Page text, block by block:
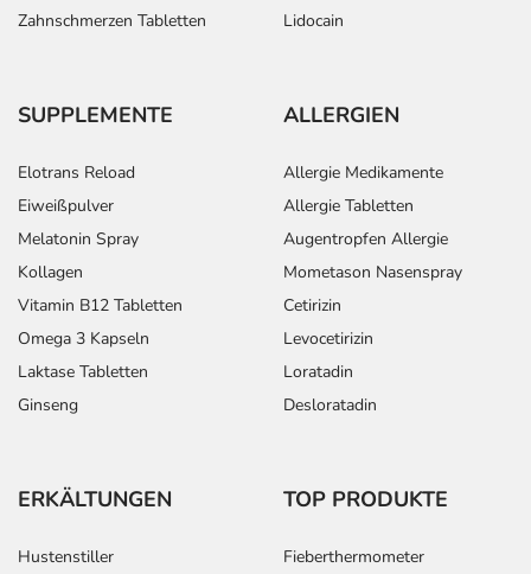
Zahnschmerzen Tabletten
Lidocain
SUPPLEMENTE
Elotrans Reload
Eiweißpulver
Melatonin Spray
Kollagen
Vitamin B12 Tabletten
Omega 3 Kapseln
Laktase Tabletten
Ginseng
ALLERGIEN
Allergie Medikamente
Allergie Tabletten
Augentropfen Allergie
Mometason Nasenspray
Cetirizin
Levocetirizin
Loratadin
Desloratadin
ERKÄLTUNGEN
Hustenstiller
TOP PRODUKTE
Fieberthermometer